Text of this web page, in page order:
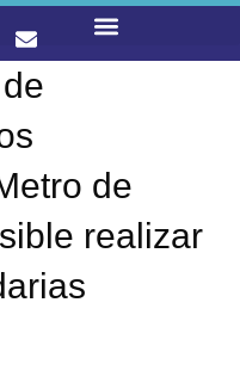
de
realizar